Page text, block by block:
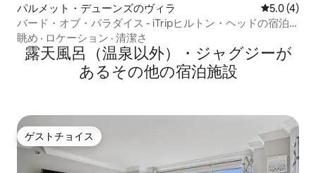
パルメット・デューンズのヴィラ レビュー4
5.0 (4)
バード・オブ・パラダイス - iTripヒルトン・ヘッドの宿泊
先
眺め · ロケーション · 清潔さ
露天風呂（温泉以外）・ジャグジーが
あるその他の宿泊施設
ゲストチョイス
ゲストチョイス